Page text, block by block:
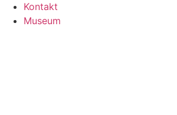
Kontakt
Museum